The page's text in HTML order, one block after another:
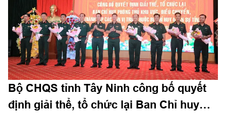
Bộ CHQS tỉnh Tây Ninh công bố quyết
định giải thể, tổ chức lại Ban Chỉ huy